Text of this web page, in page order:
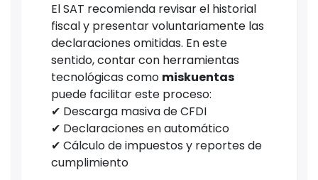
El SAT recomienda revisar el historial
fiscal y presentar voluntariamente las
declaraciones omitidas. En este
sentido, contar con herramientas
tecnológicas como miskuentas
puede facilitar este proceso:
✔ Descarga masiva de CFDI
✔ Declaraciones en automático
✔ Cálculo de impuestos y reportes de
cumplimiento